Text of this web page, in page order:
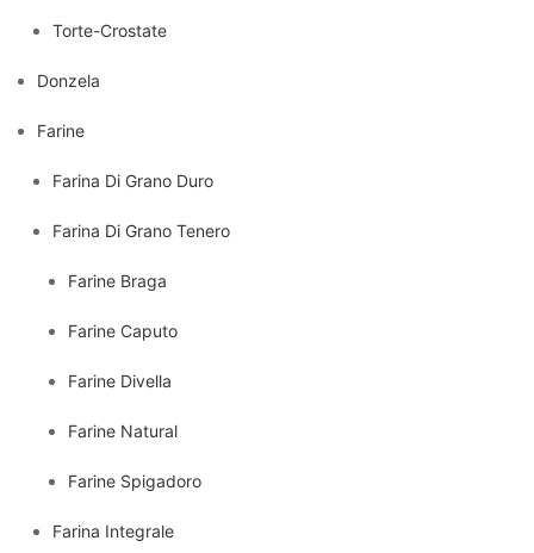
Torte-Crostate
Donzela
Farine
Farina Di Grano Duro
Farina Di Grano Tenero
Farine Braga
Farine Caputo
Farine Divella
Farine Natural
Farine Spigadoro
Farina Integrale